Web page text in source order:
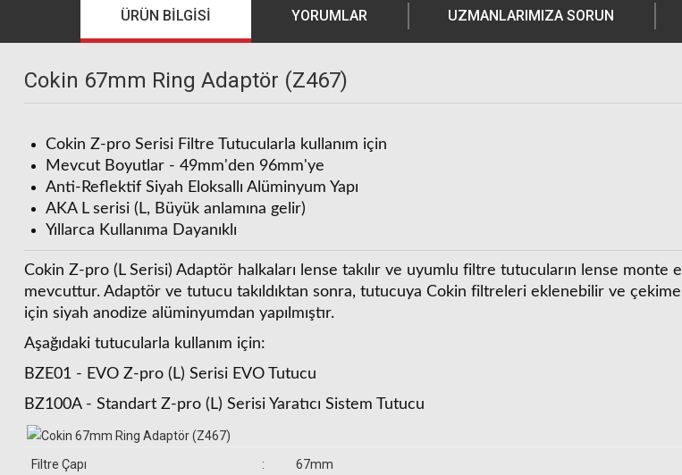
Cokin Z-Pro Series Large Expert Kit (U3H4-22)
9.890,00 TL
ÜRÜN BILGISI YORUMLAR UZMANLARIMIZA SORUN
Cokin 67mm Ring Adaptör (Z467)
Cokin Z-pro Serisi Filtre Tutucularla kullanım için
Mevcut Boyutlar - 49mm'den 96mm'ye
Anti-Reflektif Siyah Eloksallı Alüminyum Yapı
AKA L serisi (L, Büyük anlamına gelir)
Yıllarca Kullanıma Dayanıklı
Cokin Z-pro (L Serisi) Adaptör halkaları lense takılır ve uyumlu filtre tutucuların lense
mevcuttur. Adaptör ve tutucu takıldıktan sonra, tutucuya Cokin filtreleri eklenebilir ve çekime
için siyah anodize alüminyumdan yapılmıştır.
Aşağıdaki tutucularla kullanım için:
BZE01 - EVO Z-pro (L) Serisi EVO Tutucu
BZ100A - Standart Z-pro (L) Serisi Yaratıcı Sistem Tutucu
Filtre Çapı : 67mm